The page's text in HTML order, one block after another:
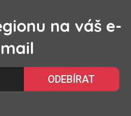
na váš e-
mail
ODEBÍRAT